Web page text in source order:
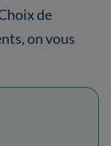
de
on vous